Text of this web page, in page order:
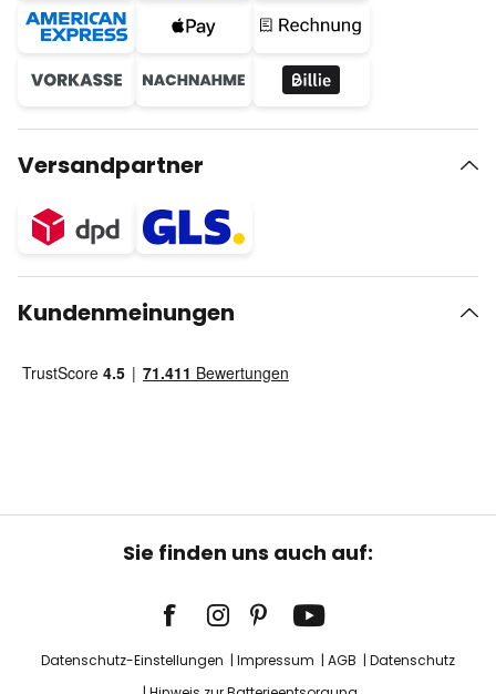
Versandpartner
Kundenmeinungen
Sie finden uns auch auf:
Datenschutz-Einstellungen Impressum AGB
Datenschutz